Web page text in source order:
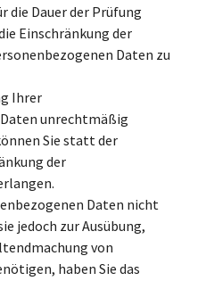
die Dauer der Prüfung
Einschränkung der
Daten zu
Ihrer
unrechtmäßig
Sie statt der
der
Daten nicht
jedoch zur Ausübung,
von
haben Sie das